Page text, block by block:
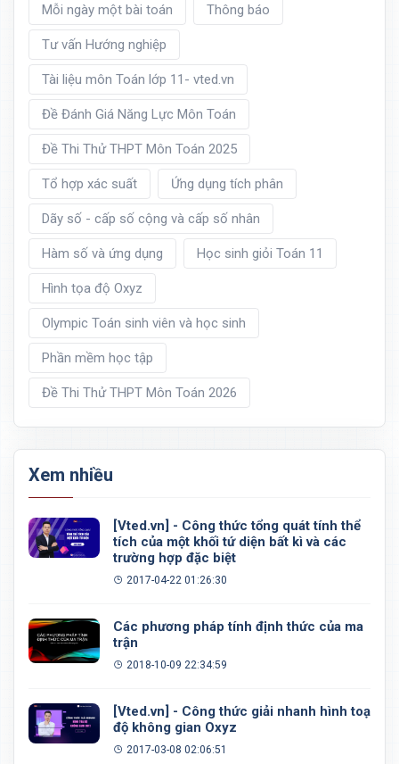
Mỗi ngày một bài toán Thông báo
Tư vấn Hướng nghiệp
Tài liệu môn Toán lớp 11- vted.vn
Đề Đánh Giá Năng Lực Môn Toán
Đề Thi Thử THPT Môn Toán 2025
Tổ hợp xác suất Ứng dụng tích phân
Dãy số - cấp số cộng và cấp số nhân
Hàm số và ứng dụng Học sinh giỏi Toán 11
Hình tọa độ Oxyz
Olympic Toán sinh viên và học sinh
Phần mềm học tập
Đề Thi Thử THPT Môn Toán 2026
Xem nhiều
[Vted.vn] - Công thức tổng quát tính thể
tích của một khối tứ diện bất kì và các
trường hợp đặc biệt
2017-04-22 01:26:30
Các phương pháp tính định thức của ma
trận
2018-10-09 22:34:59
[Vted.vn] - Công thức giải nhanh hình toạ
độ không gian Oxyz
2017-03-08 02:06:51